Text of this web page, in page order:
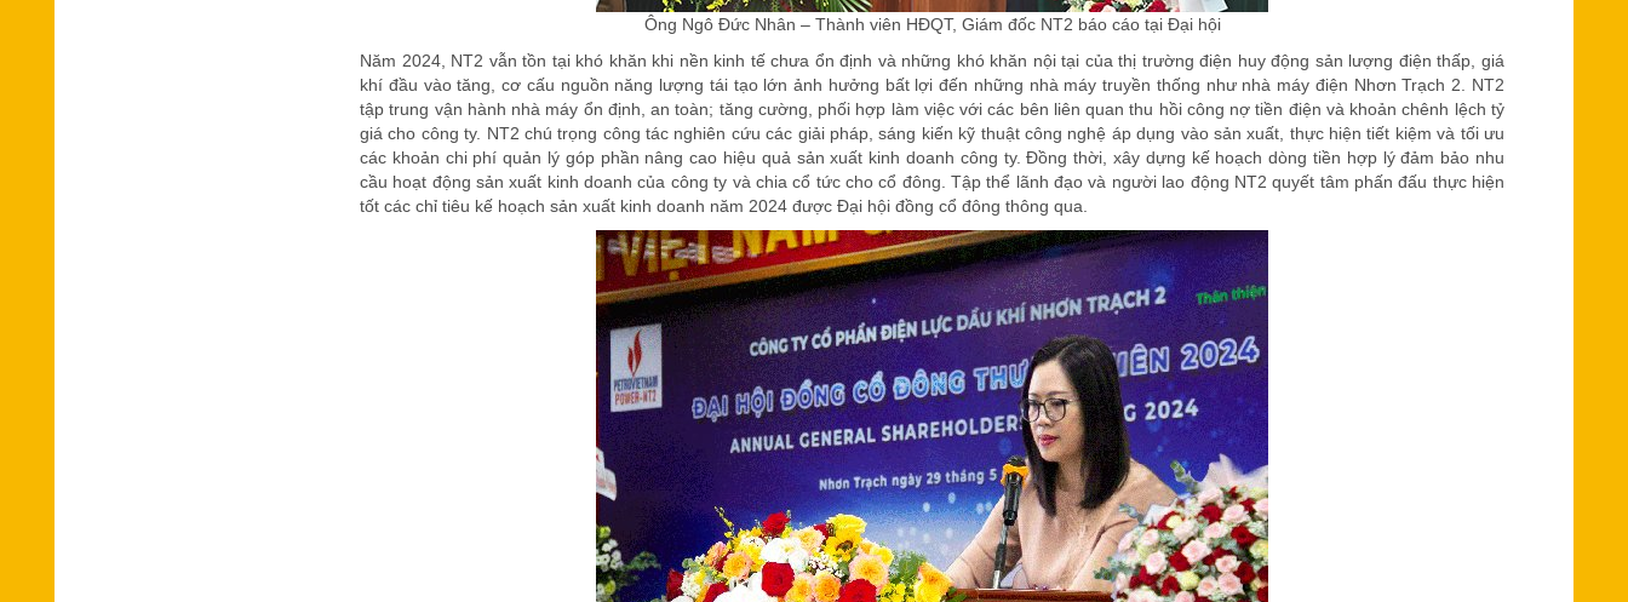
Ông Ngô Đức Nhân – Thành viên HĐQT, Giám đốc NT2 báo cáo tại Đại hội
Năm 2024, NT2 vẫn tồn tại khó khăn khi nền kinh tế chưa ổn định và những khó khăn nội tại của thị trường điện huy động sản lượng điện thấp, giá
khí đầu vào tăng, cơ cấu nguồn năng lượng tái tạo lớn ảnh hưởng bất lợi đến những nhà máy truyền thống như nhà máy điện Nhơn Trạch 2. NT2
tập trung vận hành nhà máy ổn định, an toàn; tăng cường, phối hợp làm việc với các bên liên quan thu hồi công nợ tiền điện và khoản chênh lệch tỷ
giá cho công ty. NT2 chú trọng công tác nghiên cứu các giải pháp, sáng kiến kỹ thuật công nghệ áp dụng vào sản xuất, thực hiện tiết kiệm và tối ưu
các khoản chi phí quản lý góp phần nâng cao hiệu quả sản xuất kinh doanh công ty. Đồng thời, xây dựng kế hoạch dòng tiền hợp lý đảm bảo nhu
cầu hoạt động sản xuất kinh doanh của công ty và chia cổ tức cho cổ đông. Tập thể lãnh đạo và người lao động NT2 quyết tâm phấn đấu thực hiện
tốt các chỉ tiêu kế hoạch sản xuất kinh doanh năm 2024 được Đại hội đồng cổ đông thông qua.